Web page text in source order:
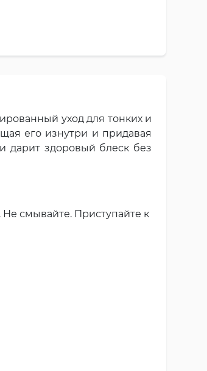
уход для тонких и
его изнутри и придавая
дарит здоровый блеск без
смывайте. Приступайте к